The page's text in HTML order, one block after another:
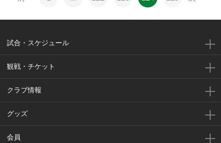
試合・スケジュール
観戦・チケット
クラブ情報
グッズ
会員